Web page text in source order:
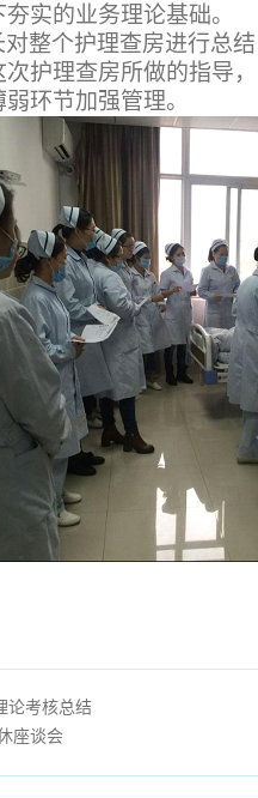
实的业务理论基础。
整个护理查房进行总
护理查房所做的指导
环节加强管理。
论考核总结
座谈会